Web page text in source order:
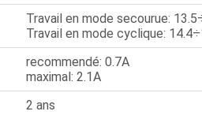
Travail en mode secourue:
Travail en mode cyclique:
recommendé: 0.7A
maximal: 2.1A
2 ans